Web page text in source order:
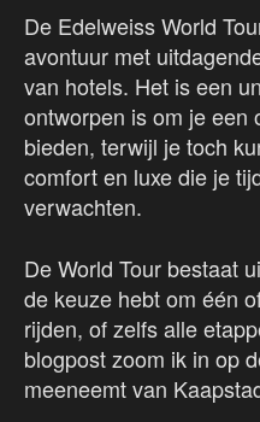
De Edelweiss World
avontuur met
van hotels. Het is een
ontworpen is om je een
bieden, terwijl je toch
comfort en luxe die je
verwachten.
De World Tour bestaat
de keuze hebt om één
rijden, of zelfs alle
blogpost zoom ik in op
meeneemt van